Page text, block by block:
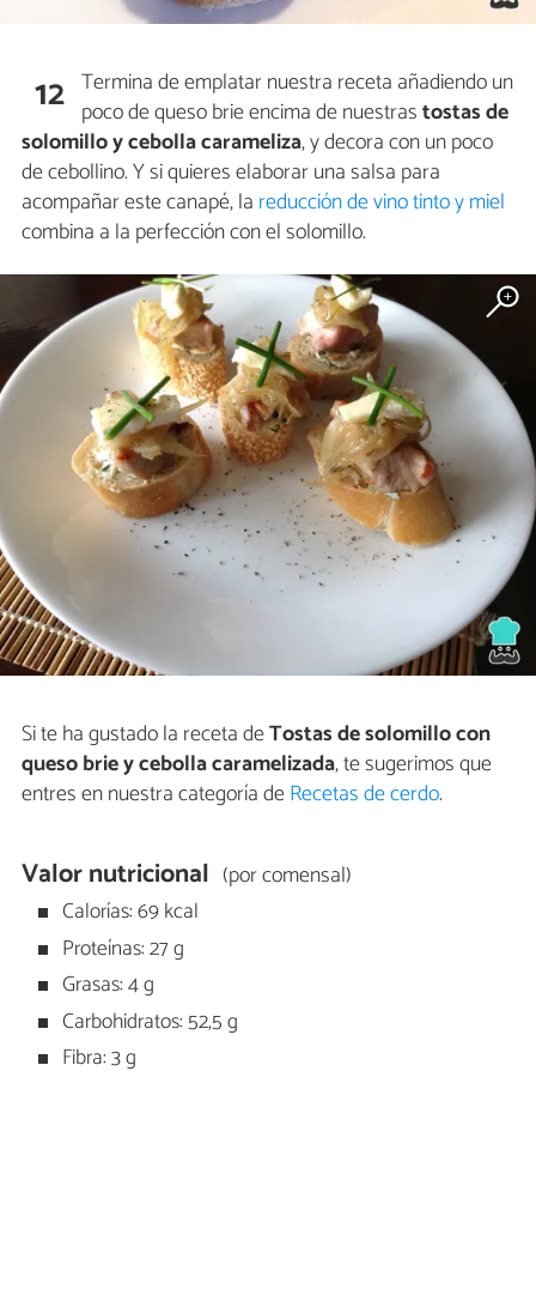
12 Termina de emplatar nuestra receta añadiendo un
poco de queso brie encima de nuestrastostas de
solomillo y cebolla carameliza, y decora con un poco
de cebollino. Y si quieres elaborar una salsa para
acompañar este canapé, la reducción de vino tinto y miel
combina a la perfección con el solomillo.
Si te ha gustado la receta deTostas de solomillo con
queso brie y cebolla caramelizada, te sugerimos que
entres en nuestra categoría deRecetas de cerdo.
Valor nutricional (por comensal)
Calorías: 69 kcal
Proteínas: 27 g
Grasas: 4 g
Carbohidratos: 52,5 g
Fibra: 3 g